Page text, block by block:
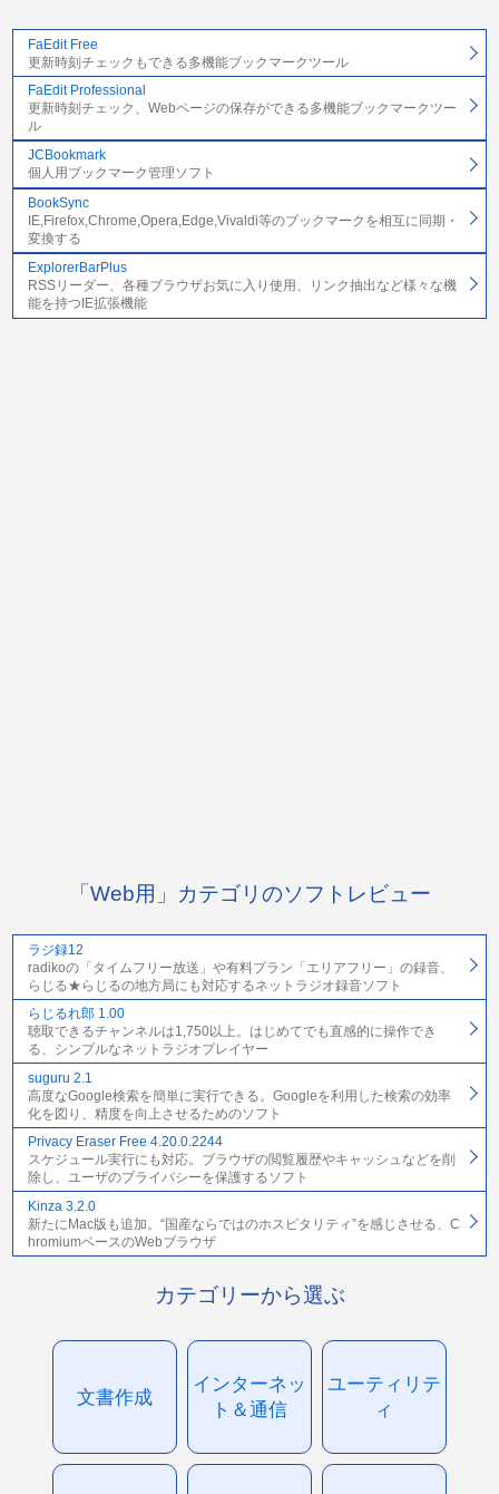
FaEdit Free
更新時刻チェックもできる多機能ブックマークツール
FaEdit Professional
更新時刻チェック、Webページの保存ができる多機能ブックマークツー
ル
JCBookmark
個人用ブックマーク管理ソフト
BookSync
IE,Firefox,Chrome,Opera,Edge,Vivaldi等のブックマークを相互に同期・
変換する
ExplorerBarPlus
RSSリーダー、各種ブラウザお気に入り使用、リンク抽出など様々な機
能を持つIE拡張機能
「Web用」カテゴリのソフトレビュー
ラジ録12
radikoの「タイムフリー放送」や有料プラン「エリアフリー」の録音、
らじる★らじるの地方局にも対応するネットラジオ録音ソフト
らじるれ郎 1.00
聴取できるチャンネルは1,750以上。はじめてでも直感的に操作でき
る、シンプルなネットラジオプレイヤー
suguru 2.1
高度なGoogle検索を簡単に実行できる。Googleを利用した検索の効率
化を図り、精度を向上させるためのソフト
Privacy Eraser Free 4.20.0.2244
スケジュール実行にも対応。ブラウザの閲覧履歴やキャッシュなどを削
除し、ユーザのプライバシーを保護するソフト
Kinza 3.2.0
新たにMac版も追加。“国産ならではのホスピタリティ”を感じさせる、C
hromiumベースのWebブラウザ
カテゴリーから選ぶ
文書作成
インターネッ
ト＆通信
ユーティリテ
ィ